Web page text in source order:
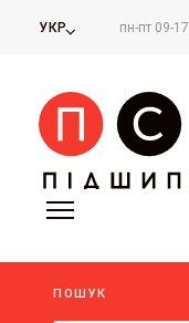
УКР пн-пт 09-17
ПОШУК